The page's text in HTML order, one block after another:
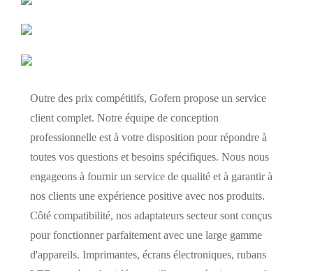
Outre des prix compétitifs, Gofern propose un service
client complet. Notre équipe de conception
professionnelle est à votre disposition pour répondre à
toutes vos questions et besoins spécifiques. Nous nous
engageons à fournir un service de qualité et à garantir à
nos clients une expérience positive avec nos produits.
Côté compatibilité, nos adaptateurs secteur sont conçus
pour fonctionner parfaitement avec une large gamme
d'appareils. Imprimantes, écrans électroniques, rubans